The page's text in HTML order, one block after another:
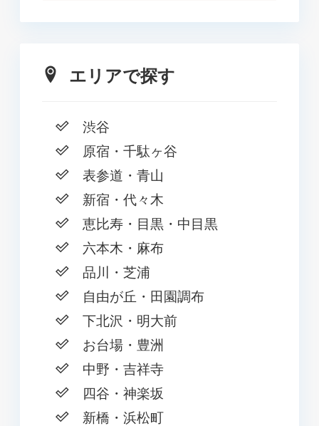
エリアで探す
渋谷
原宿・千駄ヶ谷
表参道・青山
新宿・代々木
恵比寿・目黒・中目黒
六本木・麻布
品川・芝浦
自由が丘・田園調布
下北沢・明大前
お台場・豊洲
中野・吉祥寺
四谷・神楽坂
新橋・浜松町